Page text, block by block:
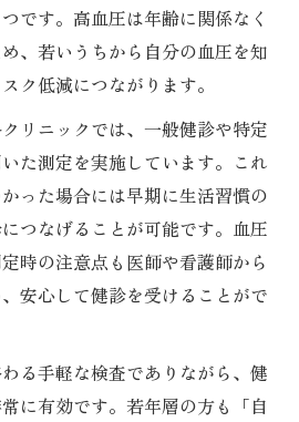
です。高血圧は年齢に関係なく
、若いうちから自分の血圧を知
ク低減につながります。
リニックでは、一般健診や特定
た測定を実施しています。これ
った場合には早期に生活習慣の
つなげることが可能です。血圧
時の注意点も医師や看護師から
安心して健診を受けることがで
る手軽な検査でありながら、健
に有効です。若年層の方も「自